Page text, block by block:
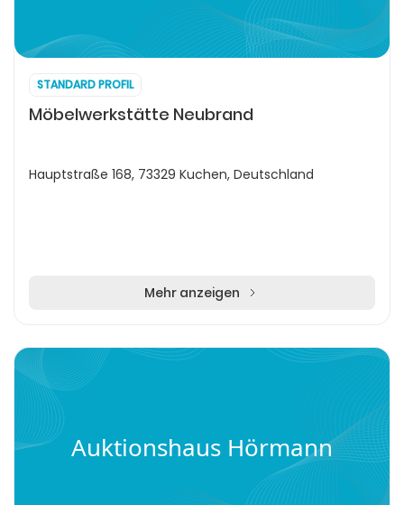
STANDARD PROFIL
Möbelwerkstätte Neubrand
Hauptstraße 168, 73329 Kuchen, Deutschland
Mehr anzeigen
Auktionshaus Hörmann